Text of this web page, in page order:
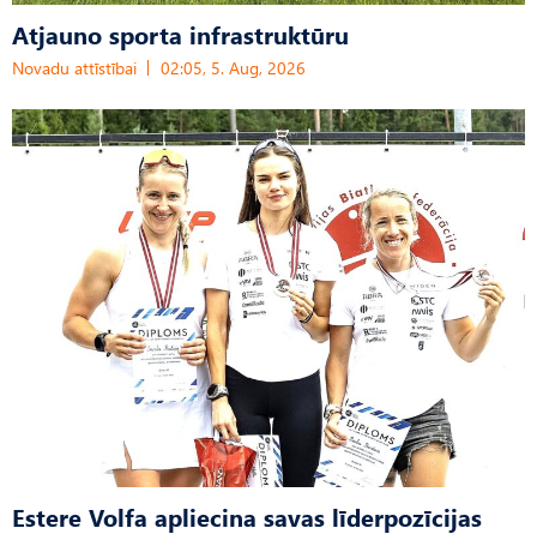
Atjauno sporta infrastruktūru
Novadu attīstībai 02:05, 5. Aug, 2026
Estere Volfa apliecina savas līderpozīcijas